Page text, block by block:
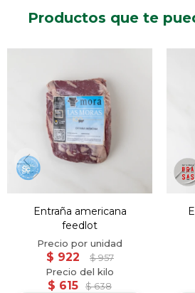
Productos que te
Entraña americana
feedlot
$ 615 $ 638
$ 922 $ 957